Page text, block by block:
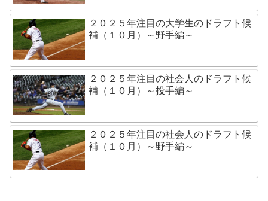
２０２５年注目の大学生のドラフト候
補（１０月）～野手編～
２０２５年注目の社会人のドラフト候
補（１０月）～投手編～
２０２５年注目の社会人のドラフト候
補（１０月）～野手編～